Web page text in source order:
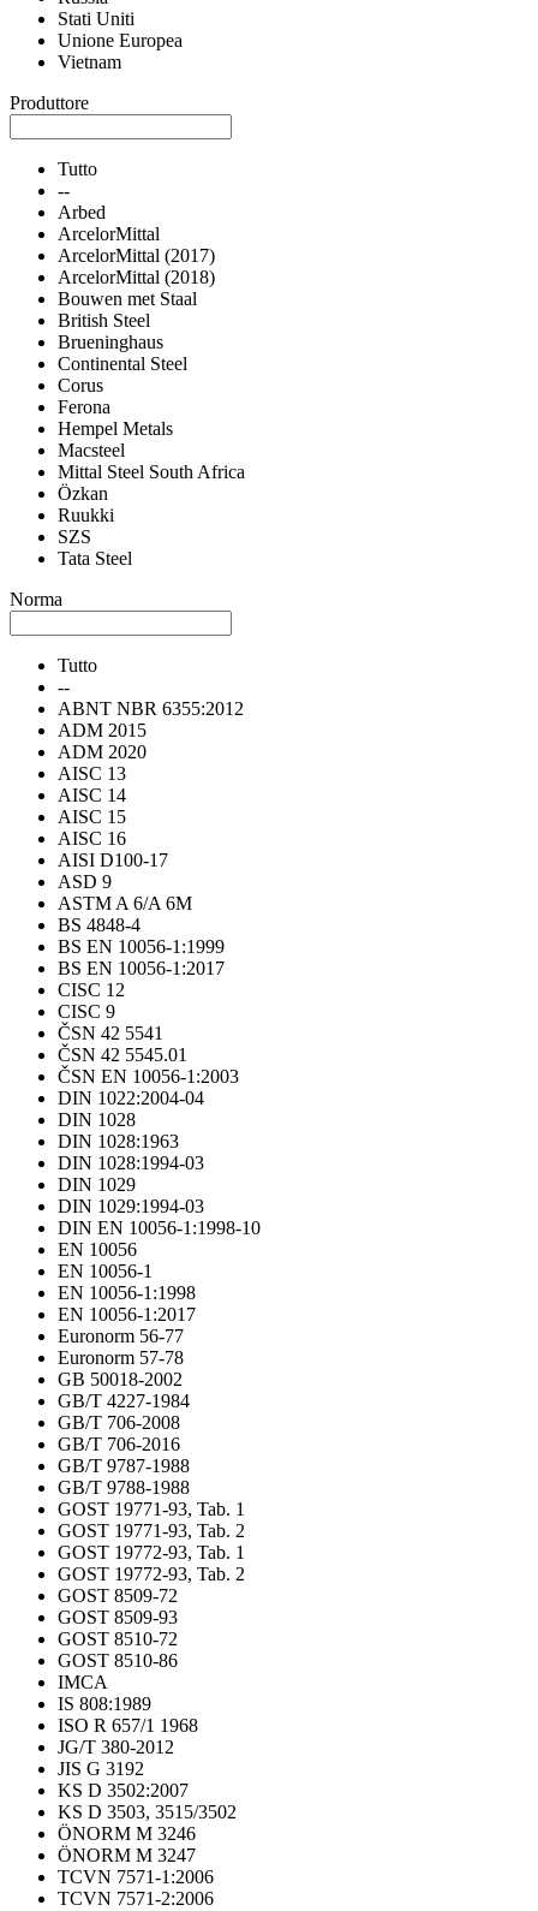
Stati Uniti
Unione Europea
Vietnam
Produttore
Tutto
--
Arbed
ArcelorMittal
ArcelorMittal (2017)
ArcelorMittal (2018)
Bouwen met Staal
British Steel
Brueninghaus
Continental Steel
Corus
Ferona
Hempel Metals
Macsteel
Mittal Steel South Africa
Özkan
Ruukki
SZS
Tata Steel
Norma
Tutto
--
ABNT NBR 6355:2012
ADM 2015
ADM 2020
AISC 13
AISC 14
AISC 15
AISC 16
AISI D100-17
ASD 9
ASTM A 6/A 6M
BS 4848-4
BS EN 10056-1:1999
BS EN 10056-1:2017
CISC 12
CISC 9
ČSN 42 5541
ČSN 42 5545.01
ČSN EN 10056-1:2003
DIN 1022:2004-04
DIN 1028
DIN 1028:1963
DIN 1028:1994-03
DIN 1029
DIN 1029:1994-03
DIN EN 10056-1:1998-10
EN 10056
EN 10056-1
EN 10056-1:1998
EN 10056-1:2017
Euronorm 56-77
Euronorm 57-78
GB 50018-2002
GB/T 4227-1984
GB/T 706-2008
GB/T 706-2016
GB/T 9787-1988
GB/T 9788-1988
GOST 19771-93, Tab. 1
GOST 19771-93, Tab. 2
GOST 19772-93, Tab. 1
GOST 19772-93, Tab. 2
GOST 8509-72
GOST 8509-93
GOST 8510-72
GOST 8510-86
IMCA
IS 808:1989
ISO R 657/1 1968
JG/T 380-2012
JIS G 3192
KS D 3502:2007
KS D 3503, 3515/3502
ÖNORM M 3246
ÖNORM M 3247
TCVN 7571-1:2006
TCVN 7571-2:2006